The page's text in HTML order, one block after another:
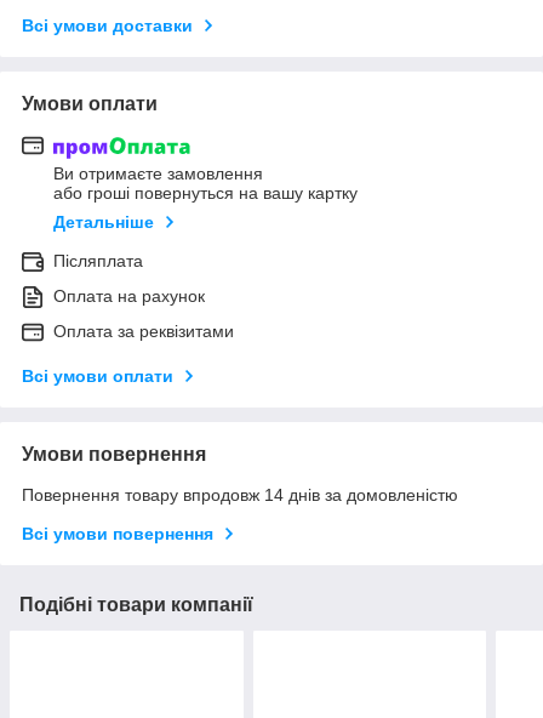
Всі умови доставки
Умови оплати
Ви отримаєте замовлення
або гроші повернуться на вашу картку
Детальніше
Післяплата
Оплата на рахунок
Оплата за реквізитами
Всі умови оплати
Умови повернення
Повернення товару впродовж 14 днів за домовленістю
Всі умови повернення
Подібні товари компанії